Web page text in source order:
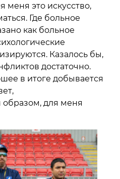
меня это искусство,
Где больное
как больное
Казалось бы,
достаточно.
в итоге добывается
для меня